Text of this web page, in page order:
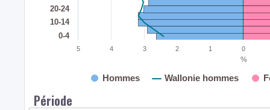
%
Hommes Wallonie hommes
0-4
10-14
20-24
5 4 3 2 1 0
Période